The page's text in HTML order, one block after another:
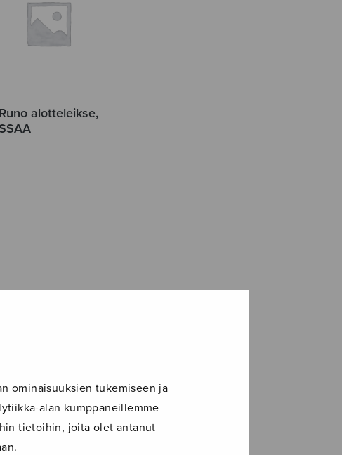
ominaisuuksien tukemiseen ja
alan kumppaneillemme
tietoihin, joita olet antanut
Runo alotteleikse,
SSAA